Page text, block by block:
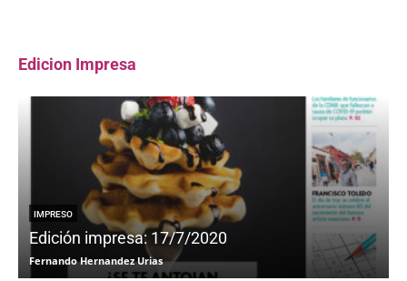
Edicion Impresa
IMPRESO
Edición impresa: 17/7/2020
Fernando Hernandez Urias